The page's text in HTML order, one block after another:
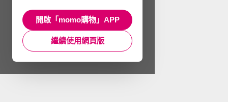
開啟「momo購物」APP
繼續使用網頁版